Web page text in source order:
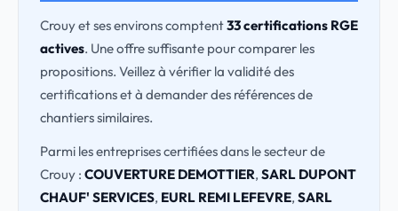
Crouy et ses environs comptent33 certifications RGE
actives. Une offre suffisante pour comparer les
propositions. Veillez à vérifier la validité des
certifications et à demander des références de
chantiers similaires.
Parmi les entreprises certifiées dans le secteur de
Crouy : COUVERTURE DEMOTTIER, SARL DUPONT
CHAUF' SERVICES, EURL REMI LEFEVRE, SARL